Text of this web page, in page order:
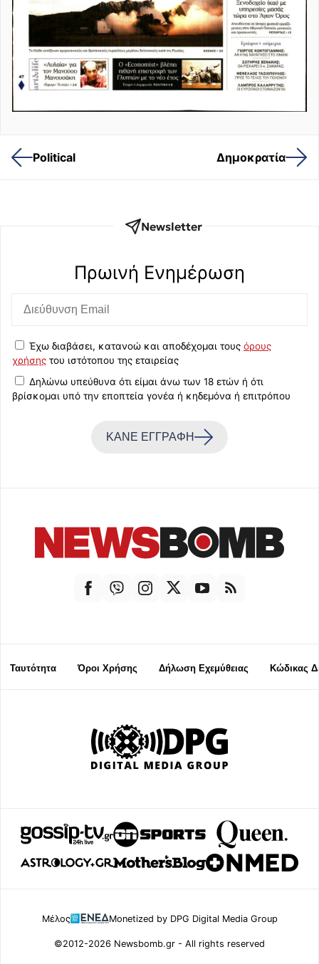
Political Δημοκρατία
Newsletter
Πρωινή Eνημέρωση
Έχω διαβάσει, κατανοώ και αποδέχομαι τους όρους
χρήσης του ιστότοπου της εταιρείας
Δηλώνω υπεύθυνα ότι είμαι άνω των 18 ετών ή ότι
βρίσκομαι υπό την εποπτεία γονέα ή κηδεμόνα ή επιτρόπου
ΚΑΝΕ ΕΓΓΡΑΦΗ
Ταυτότητα Όροι Χρήσης Δήλωση Εχεμύθειας Κώδικας
Μέλος Monetized by DPG Digital Media Group
©2012-2026 Newsbomb.gr - All rights reserved